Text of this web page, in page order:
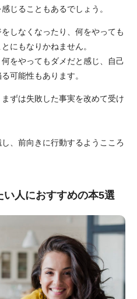
じることもあるでしょう。
しなくなったり、何をやっても
にもなりかねません。
をやってもダメだと感じ、自己
可能性もあります。
ずは失敗した事実を改めて受け
、前向きに行動するようこころ
人におすすめの本5選